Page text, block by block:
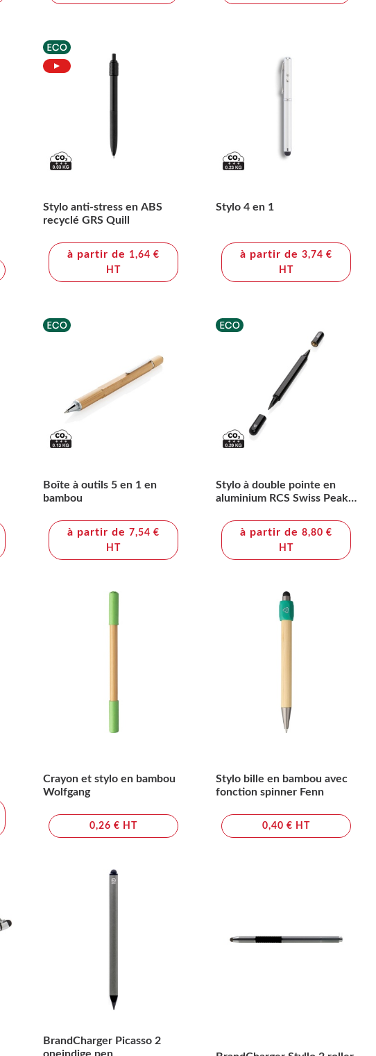
Stylo anti-stress en ABS
recyclé GRS Quill
à partir de 1,64 €
HT
Stylo 4 en 1
à partir de3,74 €
HT
Boîte à outils 5 en 1 en
bambou
à partir de7,54 €
HT
Stylo à double pointe en
aluminium RCS Swiss Peak
à partir de8,80 €
HT
Crayon et stylo en bambou
Wolfgang
0,26 € HT
Stylo bille en bambou avec
fonction spinner Fenn
0,40 € HT
BrandCharger Picasso 2